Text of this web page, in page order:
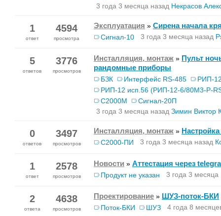
3 года 3 месяца назад Некрасов
1
ответ
4594
просмотра
Эксплуатация » Сирена начала
Сигнал-10 3 года 3 месяца назад
5
ответов
3776
просмотров
Инсталляция, монтаж » Пульт
рандомные приборы
БЗК Интерфейс RS-485
РИП-
РИП-12 исп.56 (РИП-12-6/80М3-Р-
С2000М
Сигнал-20П
3 года 3 месяца назад Зимин Виктор
0
ответов
3497
просмотров
Инсталляция, монтаж »
С2000-ПИ 3 года 3 месяца назад
1
ответ
2578
просмотров
Новости » Аттестация через
Продукт не указан 3 года 3 месяца
2
ответа
4638
просмотров
Проектирование » ШУЗ-поток-БКИ
Поток-БКИ ШУЗ 4 года 8